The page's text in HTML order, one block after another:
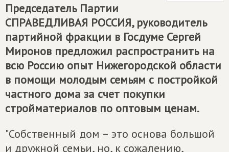
Председатель Партии
СПРАВЕДЛИВАЯ РОССИЯ, руководитель
партийной фракции в Госдуме Сергей
Миронов предложил распространить на
всю Россию опыт Нижегородской области
в помощи молодым семьям с постройкой
частного дома за счет покупки
стройматериалов по оптовым ценам.
"Собственный дом – это основа большой
и дружной семьи, но, к сожалению,